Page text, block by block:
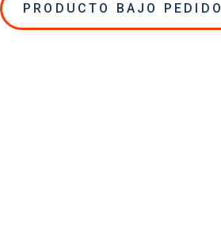
PRODUCTO BAJO PEDIDO